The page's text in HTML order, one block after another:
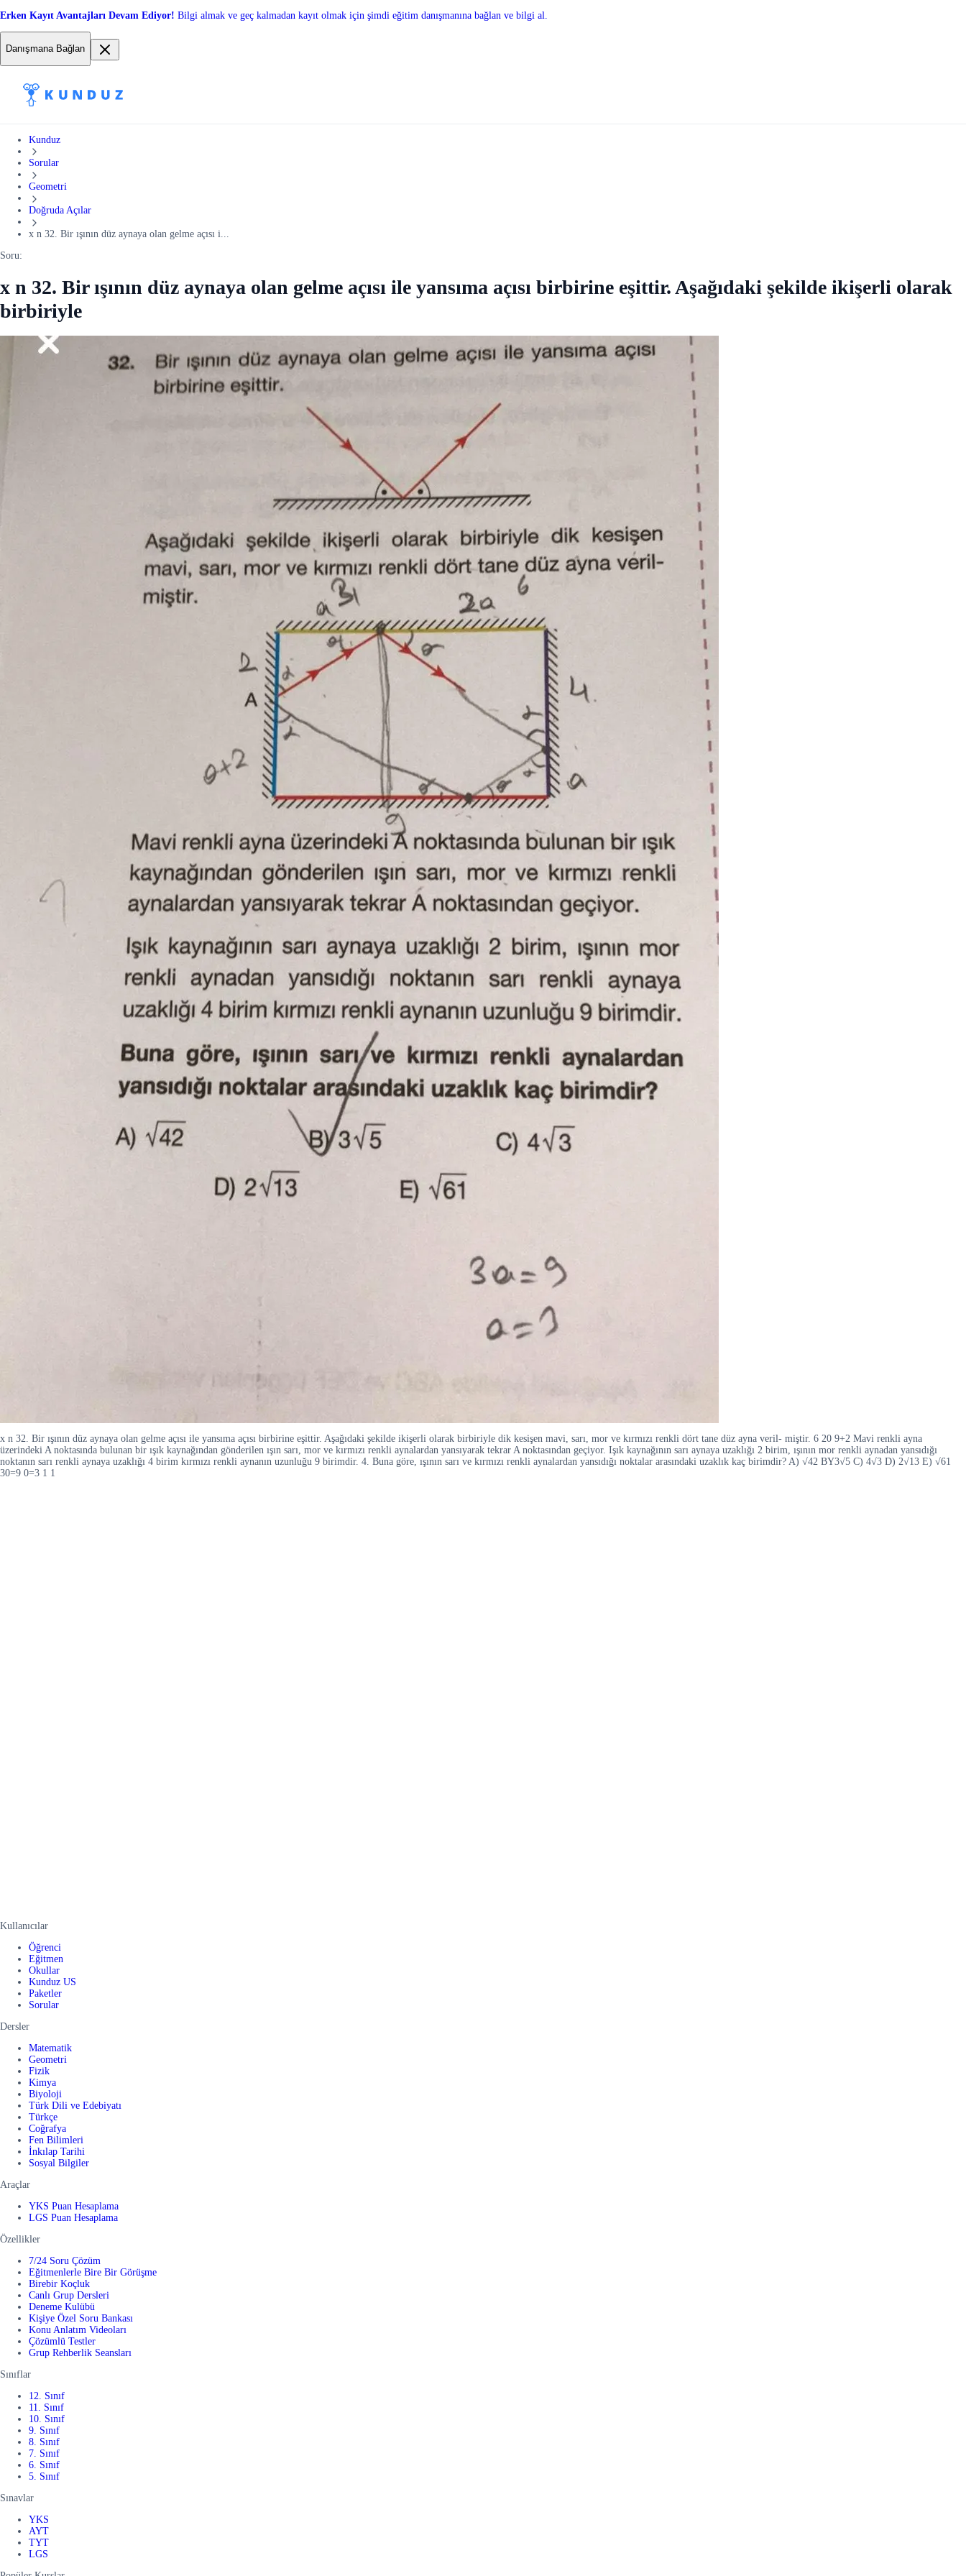
Erken Kayıt Avantajları Devam Ediyor! Bilgi almak ve geç kalmadan kayıt olmak için şimdi eğitim danışmanına bağlan ve bilgi al.
Danışmana Bağlan
Kunduz
Sorular
Geometri
Doğruda Açılar
x n 32. Bir ışının düz aynaya olan gelme açısı i...
Soru:
x n 32. Bir ışının düz aynaya olan gelme açısı ile yansıma açısı birbirine eşittir. Aşağıdaki şekilde ikişerli olarak
birbiriyle
x n 32. Bir ışının düz aynaya olan gelme açısı ile yansıma açısı birbirine eşittir. Aşağıdaki şekilde ikişerli olarak birbiriyle dik kesişen mavi, sarı, mor ve kırmızı renkli dört tane düz ayna veril- miştir. 6 20 9+2 Mavi renkli ayna
üzerindeki A noktasında bulunan bir ışık kaynağından gönderilen ışın sarı, mor ve kırmızı renkli aynalardan yansıyarak tekrar A noktasından geçiyor. Işık kaynağının sarı aynaya uzaklığı 2 birim, ışının mor renkli aynadan yansıdığı
noktanın sarı renkli aynaya uzaklığı 4 birim kırmızı renkli aynanın uzunluğu 9 birimdir. 4. Buna göre, ışının sarı ve kırmızı renkli aynalardan yansıdığı noktalar arasındaki uzaklık kaç birimdir? A) √42 BY3√5 C) 4√3 D) 2√13 E) √61
30=9 0=3 1 1
Kullanıcılar
Öğrenci
Eğitmen
Okullar
Kunduz US
Paketler
Sorular
Dersler
Matematik
Geometri
Fizik
Kimya
Biyoloji
Türk Dili ve Edebiyatı
Türkçe
Coğrafya
Fen Bilimleri
İnkılap Tarihi
Sosyal Bilgiler
Araçlar
YKS Puan Hesaplama
LGS Puan Hesaplama
Özellikler
7/24 Soru Çözüm
Eğitmenlerle Bire Bir Görüşme
Birebir Koçluk
Canlı Grup Dersleri
Deneme Kulübü
Kişiye Özel Soru Bankası
Konu Anlatım Videoları
Çözümlü Testler
Grup Rehberlik Seansları
Sınıflar
12. Sınıf
11. Sınıf
10. Sınıf
9. Sınıf
8. Sınıf
7. Sınıf
6. Sınıf
5. Sınıf
Sınavlar
YKS
AYT
TYT
LGS